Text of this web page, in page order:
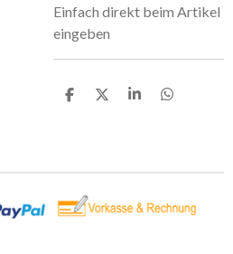
Einfach direkt beim Artikel
eingeben
T
n
T
n
T
n
T
n